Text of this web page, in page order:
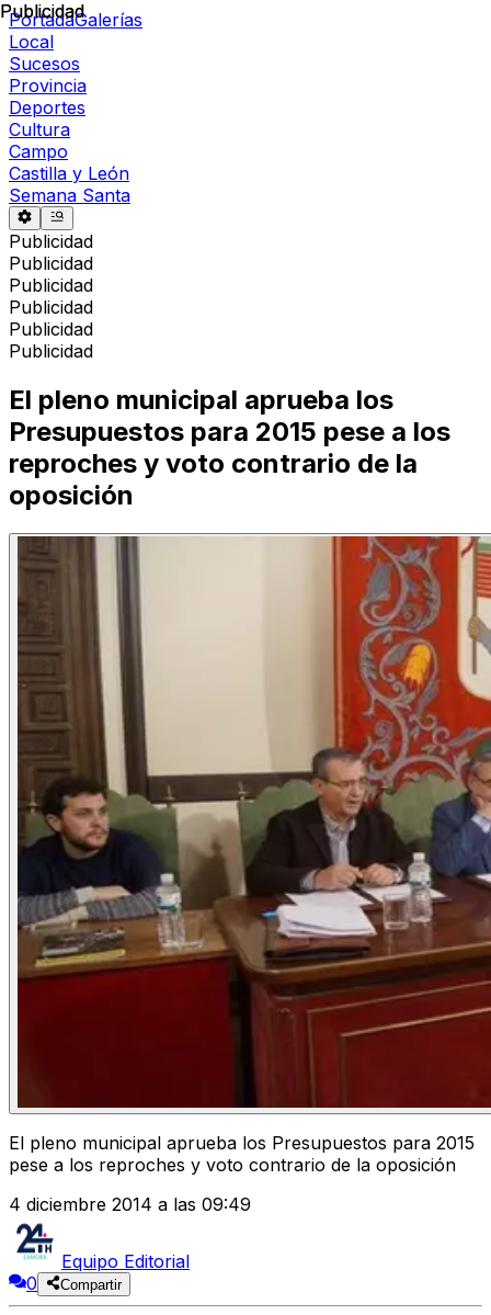
PortadaGalerías
Local
Sucesos
Provincia
Deportes
Cultura
Campo
Castilla y León
Semana Santa
Publicidad
Publicidad
Publicidad
Publicidad
Publicidad
Publicidad
Publicidad
El pleno municipal aprueba los
Presupuestos para 2015 pese a los
reproches y voto contrario de la
oposición
El pleno municipal aprueba los Presupuestos para 2015
pese a los reproches y voto contrario de la oposición
4 diciembre 2014 a las 09:49
Equipo Editorial
0
Compartir
Publicidad